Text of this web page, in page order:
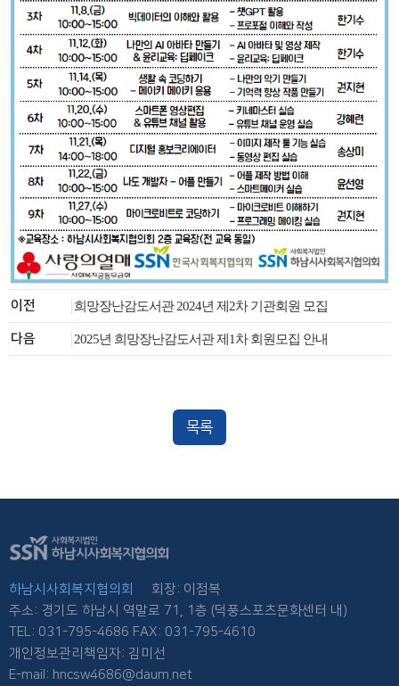
이전 희망장난감도서관 2024년 제2차 기관회원 모집
다음 2025년 희망장난감도서관 제1차 회원모집 안내
목록
하남시사회복지협의회
회장: 이점복
주소: 경기도 하남시 역말로 71, 1층 (덕풍스포츠문화센터 내)
TEL: 031-795-4686 FAX: 031-795-4610
개인정보관리책임자: 김미선
E-mail: hncsw4686@daum.net